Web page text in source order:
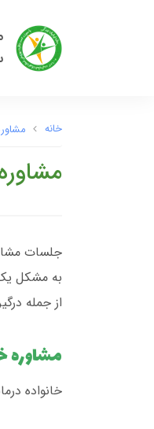
خانه
جلسات
به مشکل یک
از جمله
مشاوره
خانواده